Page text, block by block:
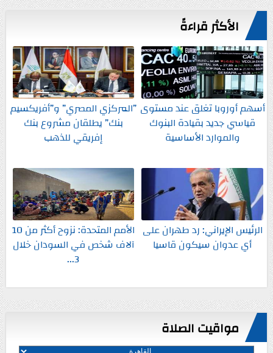
الأكثر قراءةً
أسهم أوروبا تغلق عند مستوى
قياسي جديد بقيادة البنوك
والموارد الأساسية
”المركزي المصري” و”أفريكسيم
بنك” يطلقان مشروع بنك
إفريقي للذهب
الرئيس الإيراني: رد طهران على
أي عدوان سيكون قاسيا
الأمم المتحدة: نزوح أكثر من 10
آلاف شخص في السودان خلال
3...
مواقيت الصلاة